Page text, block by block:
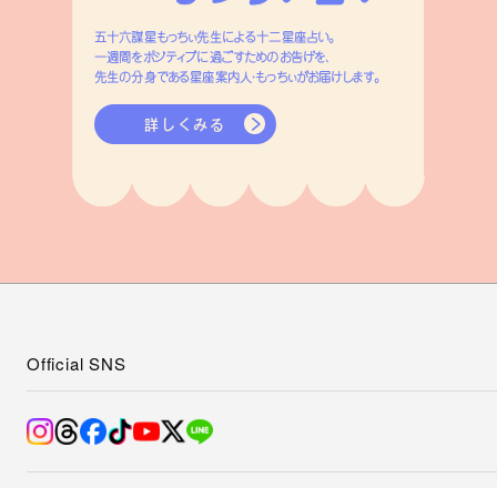
五十六謀星もっちぃ先生による十二星座占い。
一週間をポジティブに過ごすためのお告げを、
先生の分身である星座案内人・もっちぃがお届けします。
詳しくみる
Official SNS